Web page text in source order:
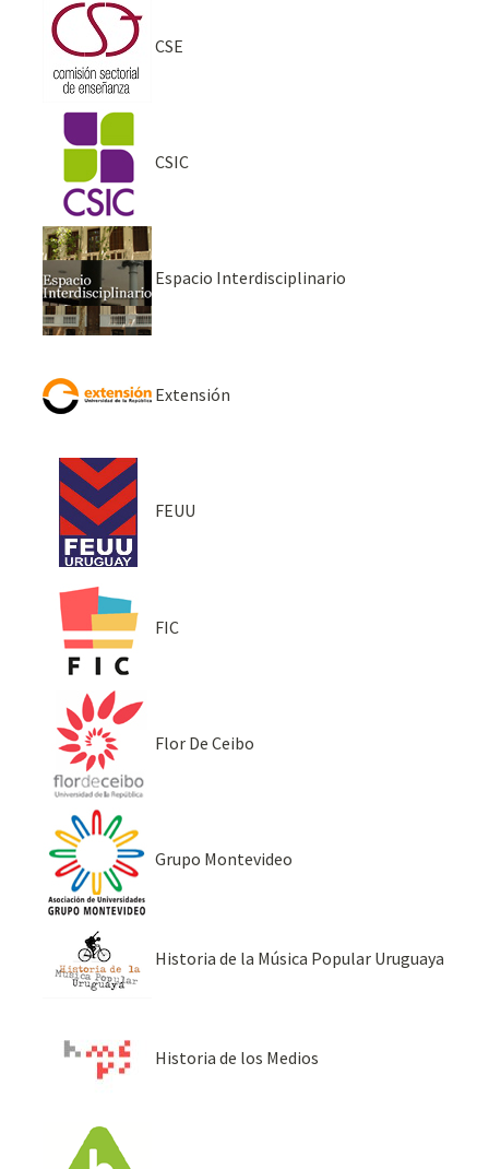
CSE
CSIC
Espacio Interdisciplinario
Extensión
FEUU
FIC
Flor De Ceibo
Grupo Montevideo
Historia de la Música Popular Uruguaya
Historia de los Medios